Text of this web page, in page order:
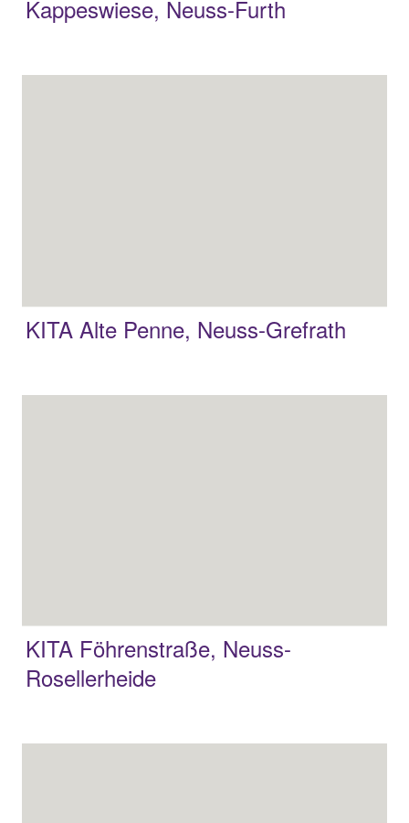
Kappeswiese, Neuss-Furth
KITA Alte Penne, Neuss-Grefrath
KITA Föhrenstraße, Neuss-
Rosellerheide